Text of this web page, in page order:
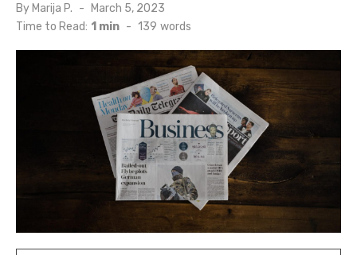
By Marija P.
Posted
on
March 5, 2023
Time to Read: 1 min - 139 words